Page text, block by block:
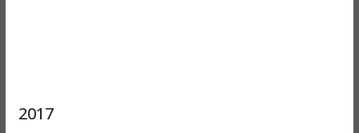
2017